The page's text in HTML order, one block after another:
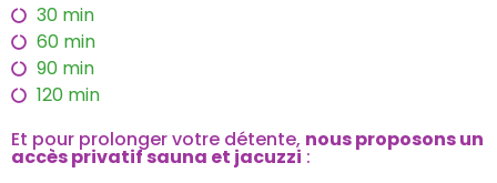
30 min
60 min
90 min
120 min
Et pour prolonger votre détente, nous proposons un
accès privatif sauna et jacuzzi :